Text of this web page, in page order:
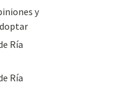
y
Ría
Ría